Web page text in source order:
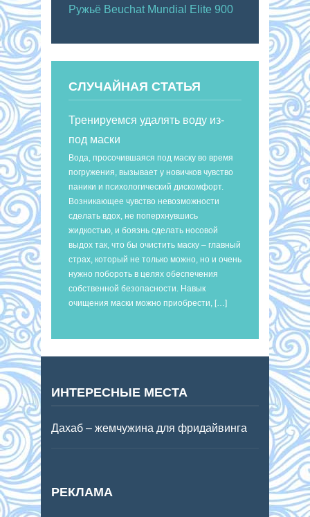
Ружьё Beuchat Mundial Elite 900
СЛУЧАЙНАЯ СТАТЬЯ
Тренируемся удалять воду из-
под маски
Вода, просочившаяся под маску во время
погружения, вызывает у новичков чувство
паники и психологический дискомфорт.
Возникающее чувство невозможности
сделать вдох, не поперхнувшись
жидкостью, и боязнь сделать носовой
выдох так, что бы очистить маску – главный
страх, который не только можно, но и очень
нужно побороть в целях обеспечения
собственной безопасности. Навык
очищения маски можно приобрести, […]
ИНТЕРЕСНЫЕ МЕСТА
Дахаб – жемчужина для фридайвинга
РЕКЛАМА